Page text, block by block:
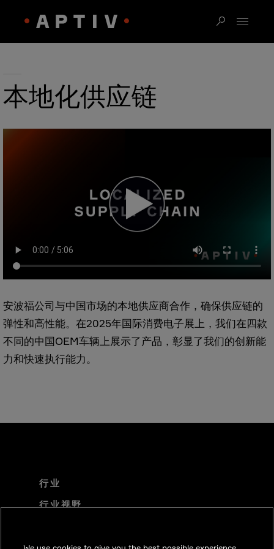
本地化供应链
安波福公司与中国市场的本地供应商合作，确保供应链的
弹性和高性能。在2025年国际消费电子展上，我们在四款
不同的中国OEM车辆上展示了产品，彰显了我们的创新能
力和快速执行能力。
行业
行业视野